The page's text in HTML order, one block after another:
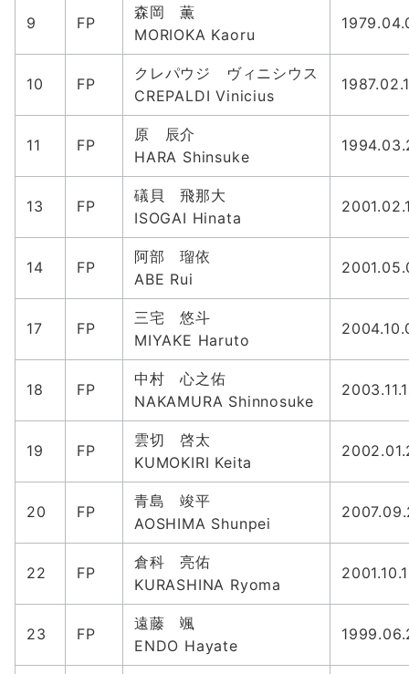
9 FP
森岡 薫
MORIOKA Kaoru
10 FP
クレパウジ ヴィニシウス
CREPALDI Vinicius
11 FP
原 辰介
HARA Shinsuke
13 FP
礒貝 飛那大
ISOGAI Hinata
14 FP
阿部 瑠依
ABE Rui
17 FP
三宅 悠斗
MIYAKE Haruto
18 FP
中村 心之佑
NAKAMURA Shinnosuke
19 FP
雲切 啓太
KUMOKIRI Keita
20 FP
青島 竣平
AOSHIMA Shunpei
22 FP
倉科 亮佑
KURASHINA Ryoma
23 FP
遠藤 颯
ENDO Hayate